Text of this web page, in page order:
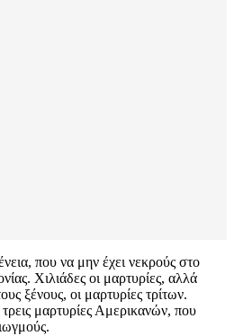
που να μην έχει νεκρούς στο
Χιλιάδες οι μαρτυρίες, αλλά
ξένους, οι μαρτυρίες τρίτων.
μαρτυρίες Αμερικανών, που